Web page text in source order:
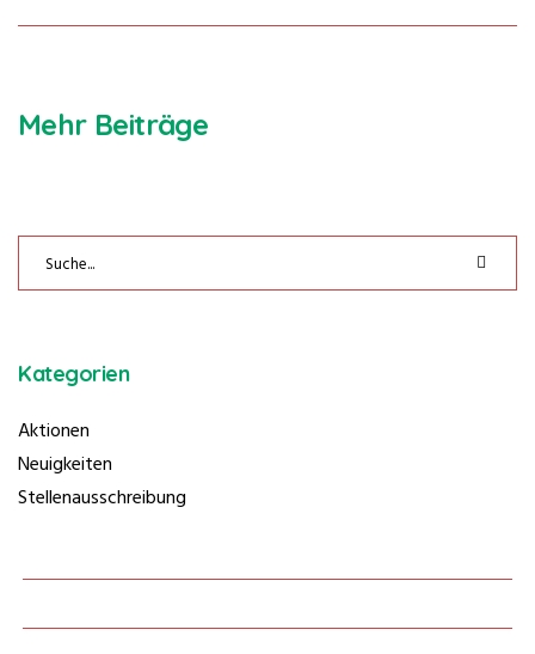
Mehr Beiträge
Kategorien
Aktionen
Neuigkeiten
Stellenausschreibung